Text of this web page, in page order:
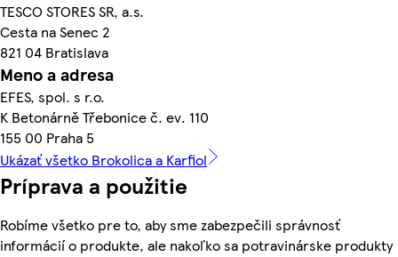
TESCO STORES SR, a.s.
Cesta na Senec 2
821 04 Bratislava
Meno a adresa
EFES, spol. s r.o.
K Betonárně Třebonice č. ev. 110
155 00 Praha 5
Ukázať všetko Brokolica a Karfiol
Príprava a použitie
Robíme všetko pre to, aby sme zabezpečili správnosť
informácií o produkte, ale nakoľko sa potravinárske produkty